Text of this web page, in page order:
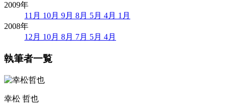
2009年
11月 10月 9月 8月 5月 4月 1月
2008年
12月 10月 8月 7月 5月 4月
執筆者一覧
幸松 哲也